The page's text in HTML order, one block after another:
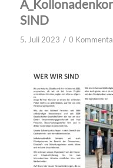
SIND
5. Juli 2023 / 0